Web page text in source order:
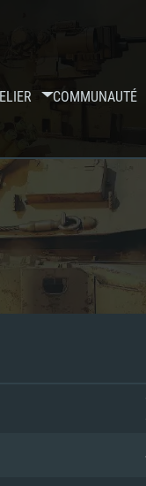
COMMUNAUTÉ